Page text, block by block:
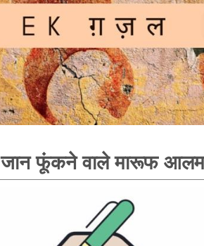
जान फूंकने वाले मारूफ आलम